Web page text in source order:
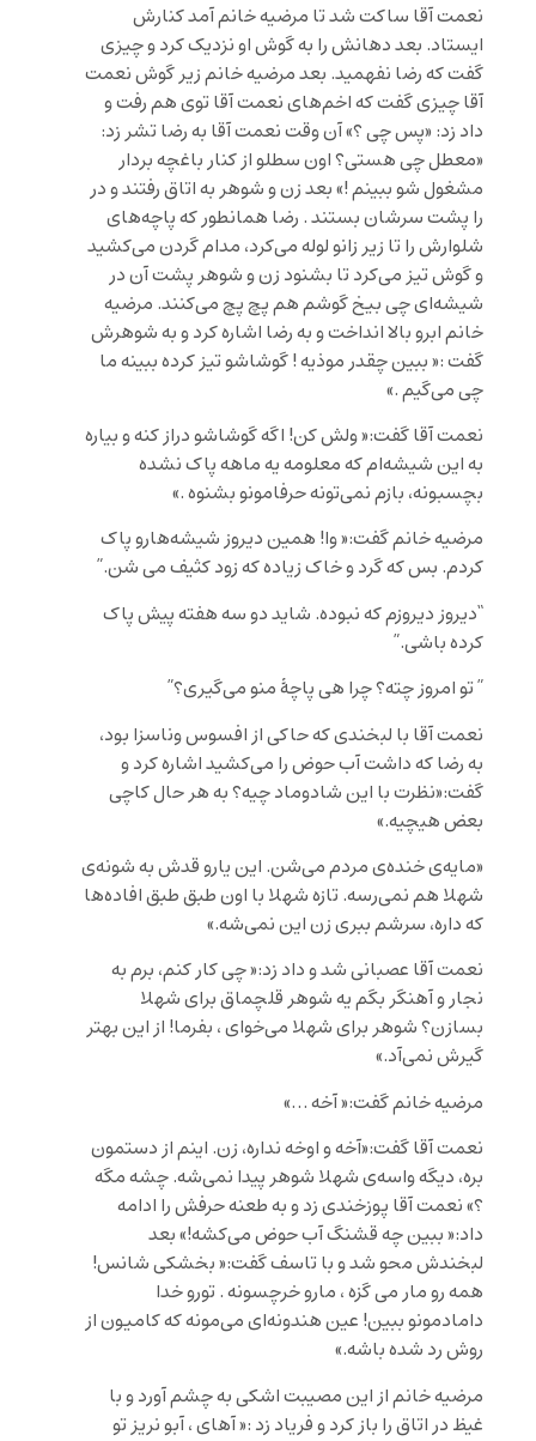
نعمت آقا ساکت شد تا مرضیه خانم آمد کنارش
ایستاد. بعد دهانش را به گوش او نزدیک کرد و چیزی
گفت که رضا نفهمید. بعد مرضیه خانم زیر گوش نعمت
آقا چیزی گفت که اخم‌های نعمت آقا توی هم رفت و
داد زد: «پس چی ؟» آن وقت نعمت آقا به رضا تشر زد:
«معطل چی هستی؟ اون سطلو از کنار باغچه بردار
مشغول شو ببینم !» بعد زن و شوهر به اتاق رفتند و در
را پشت سرشان بستند . رضا همانطور که پاچه‌های
شلوارش را تا زیر زانو لوله می‌کرد، مدام گردن می‌‌کشید
و گوش تیز می‌کرد تا بشنود زن و شوهر پشت آن در
شیشه‌ای چی بیخ گوشم هم پچ پچ می‌کنند. مرضیه
خانم ابرو بالا انداخت و به رضا اشاره کرد و به شوهرش
گفت :« ببین چقدر موذیه ! گوشاشو تیز کرده ببینه ما
چی می‌گیم .»
نعمت آقا گفت:« ولش کن! اگه گوشاشو دراز کنه و بیاره
به این شیشه‌ام که معلومه یه ماهه پاک نشده
بچسبونه، بازم نمی‌تونه حرفامونو بشنوه .»
مرضیه خانم گفت:« وا! همین دیروز شیشه‌هارو پاک
کردم. بس که گرد و خاک زیاده که زود کثیف می شن.”
“دیروز دیروزم که نبوده. شاید دو سه هفته پیش پاک
کرده باشی.”
” تو امروز چته؟ چرا هی پاچۀ منو می‌گیری؟”
نعمت آقا با لبخندی که حاکی از افسوس وناسزا بود،
به رضا که داشت آب حوض را می‌کشید اشاره کرد و
گفت:«نظرت با این شادوماد چیه؟ به هر حال کاچی
بعض هیچیه.»
«مایه‌ی خنده‌ی مردم می‌شن. این یارو قدش به شونه‌ی
شهلا هم نمی‌رسه. تازه شهلا با اون طبق طبق افاده‌ها
که داره، سرشم ببری زن این نمی‌شه.»
نعمت آقا عصبانی شد و داد زد:« چی کار کنم، برم به
نجار و آهنگر بگم یه شوهر قلچماق برای شهلا
بسازن؟ شوهر برای شهلا می‌خوای ، بفرما! از این بهتر
گیرش نمی‌آد.»
مرضیه خانم گفت:« آخه …»
نعمت آقا گفت:«آخه و اوخه نداره، زن. اینم از دستمون
بره، دیگه واسه‌ی شهلا شوهر پیدا نمی‌شه. چشه مگه
؟» نعمت آقا پوزخندی زد و به طعنه حرفش را ادامه
داد:« ببین چه قشنگ آب حوض می‌کشه!» بعد
لبخندش محو شد و با تاسف گفت:« بخشکی شانس!
همه رو مار می گزه ، مارو خرچسونه . تورو خدا
دامادمونو ببین! عین هندونه‌ای می‌مونه که کامیون از
روش رد شده باشه.»
مرضیه خانم از این مصیبت اشکی به چشم آورد و با
غیظ در اتاق را باز کرد و فریاد زد :« آهای ، آبو نریز تو